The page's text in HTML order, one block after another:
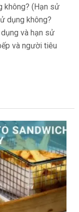
không? (Hạn sử
dụng không?
và hạn sử
và người tiêu